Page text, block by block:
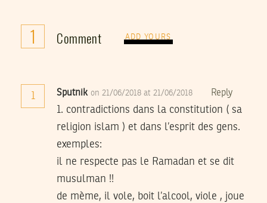
1 Comment ADD YOURS
1 Sputnik on 21/06/2018 at 21/06/2018 Reply
1. contradictions dans la constitution ( sa
religion islam ) et dans l’esprit des gens.
exemples:
il ne respecte pas le Ramadan et se dit
musulman !!
de mème, il vole, boit l’alcool, viole , joue